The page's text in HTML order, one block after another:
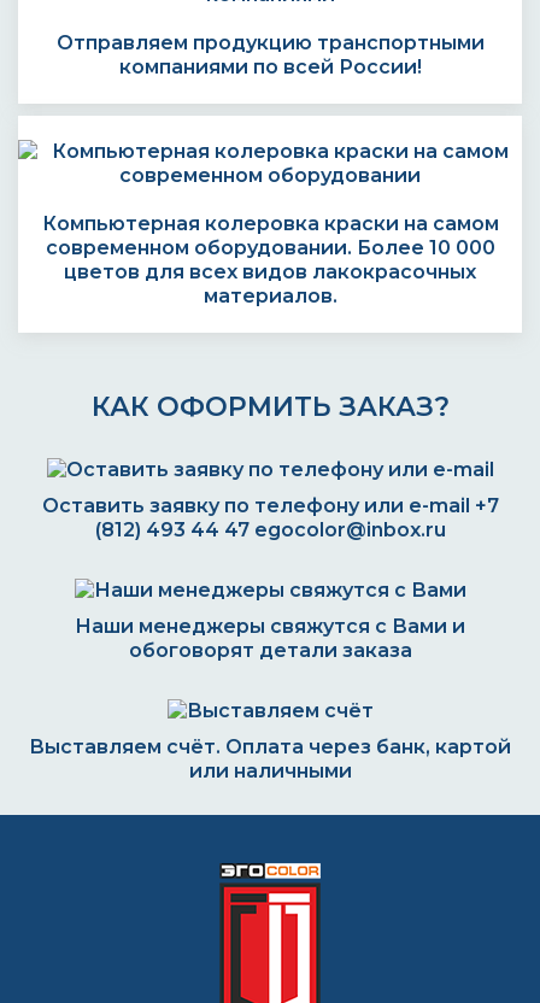
Отправляем продукцию транспортными
компаниями по всей России!
Компьютерная колеровка краски на самом
современном оборудовании. Более 10 000
цветов для всех видов лакокрасочных
материалов.
КАК ОФОРМИТЬ ЗАКАЗ?
Оставить заявку по телефону или e-mail +7
(812) 493 44 47 egocolor@inbox.ru
Наши менеджеры свяжутся с Вами и
обоговорят детали заказа
Выставляем счёт. Оплата через банк, картой
или наличными
Формируем заказ и отправляем транспортной
компанией